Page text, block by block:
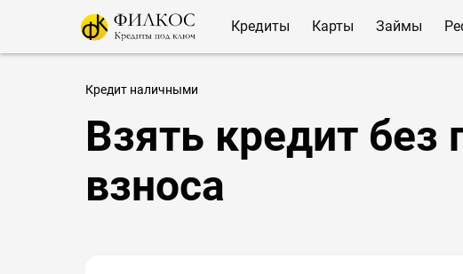
Кредиты Карты Займы
Кредит наличными
Взять кредит без
взноса